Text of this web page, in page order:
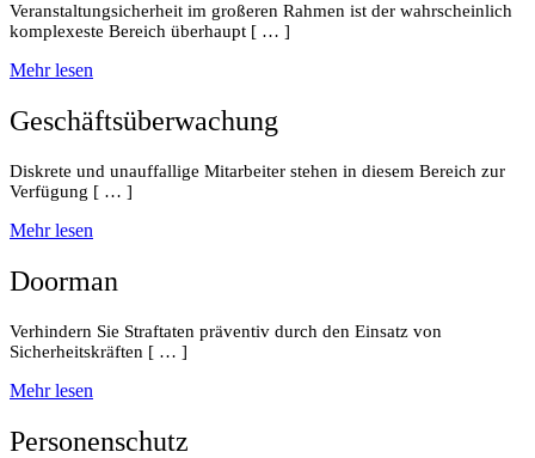
Veranstaltungsicherheit im großeren Rahmen ist der wahrscheinlich
komplexeste Bereich überhaupt [ … ]
Mehr lesen
Geschäftsüberwachung
Diskrete und unauffallige Mitarbeiter stehen in diesem Bereich zur
Verfügung [ … ]
Mehr lesen
Doorman
Verhindern Sie Straftaten präventiv durch den Einsatz von
Sicherheitskräften [ … ]
Mehr lesen
Personenschutz